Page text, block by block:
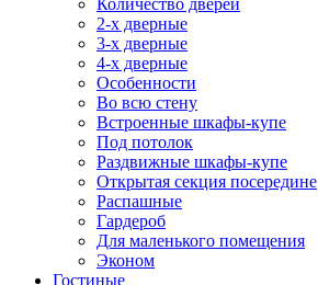
Количество дверей
2-х дверные
3-х дверные
4-х дверные
Особенности
Во всю стену
Встроенные шкафы-купе
Под потолок
Раздвижные шкафы-купе
Открытая секция посередине
Распашные
Гардероб
Для маленького помещения
Эконом
Гостиные